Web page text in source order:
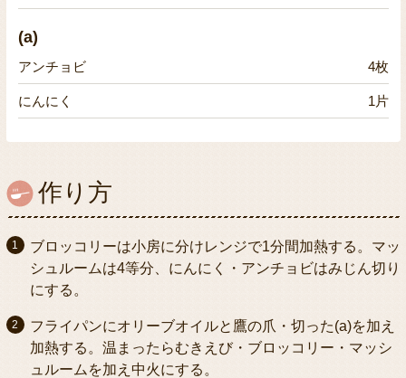
(a)
アンチョビ 4枚
にんにく 1片
作り方
ブロッコリーは小房に分けレンジで1分間加熱する。マッ
シュルームは4等分、にんにく・アンチョビはみじん切り
にする。
フライパンにオリーブオイルと鷹の爪・切った(a)を加え
加熱する。温まったらむきえび・ブロッコリー・マッシ
ュルームを加え中火にする。